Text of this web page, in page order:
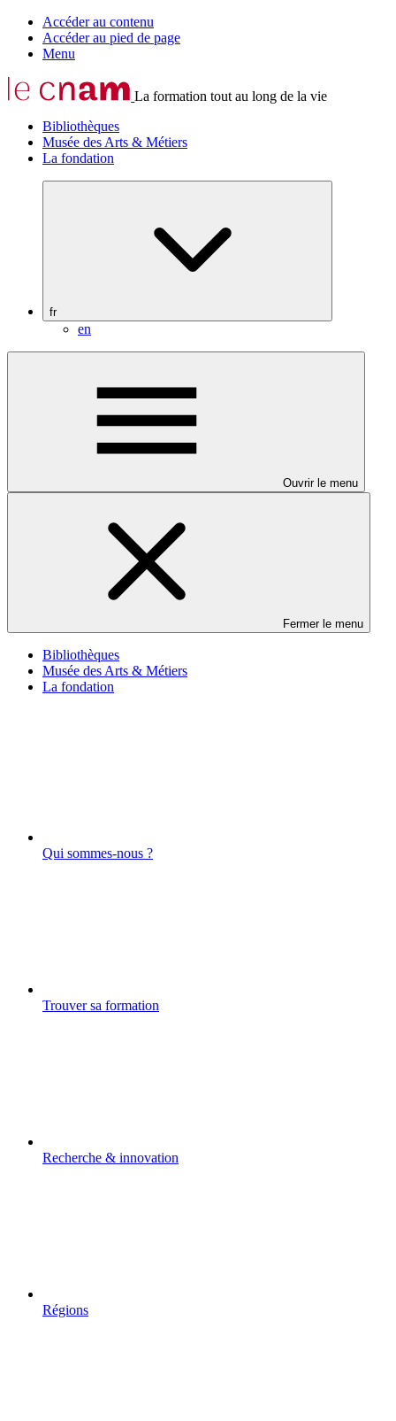
Accéder au contenu
Accéder au pied de page
Menu
La formation tout au long de la vie
Bibliothèques
Musée des Arts & Métiers
La fondation
fr
en
Ouvrir le menu
Fermer le menu
Bibliothèques
Musée des Arts & Métiers
La fondation
Qui sommes-nous ?
Trouver sa formation
Recherche & innovation
Régions